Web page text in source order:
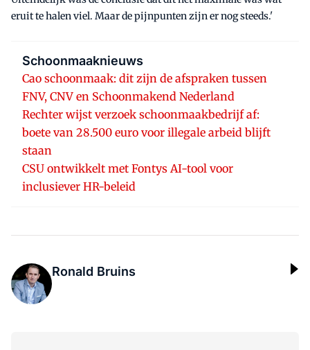
eruit te halen viel. Maar de pijnpunten zijn er nog steeds.'
Schoonmaaknieuws
Cao schoonmaak: dit zijn de afspraken tussen
FNV, CNV en Schoonmakend Nederland
Rechter wijst verzoek schoonmaakbedrijf af:
boete van 28.500 euro voor illegale arbeid blijft
staan
CSU ontwikkelt met Fontys AI-tool voor
inclusiever HR-beleid
Ronald Bruins